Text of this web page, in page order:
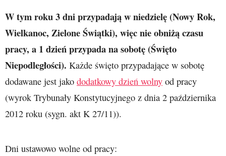
W tym roku 3 dni przypadają w niedzielę (Nowy Rok,
Wielkanoc, Zielone Świątki), więc nie obniżą czasu
pracy, a 1 dzień przypada na sobotę (Święto
Niepodległości). Każde święto przypadające w sobotę
dodawane jest jako dodatkowy dzień wolny od pracy
(wyrok Trybunały Konstytucyjnego z dnia 2 października
2012 roku (sygn. akt K 27/11)).
Dni ustawowo wolne od pracy: